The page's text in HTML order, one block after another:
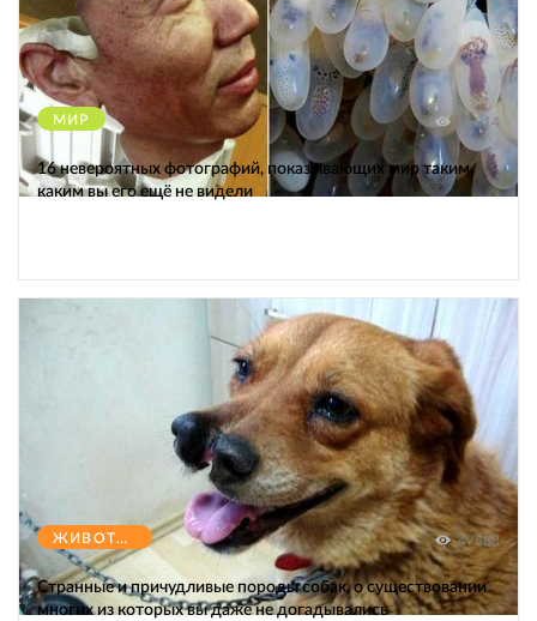
МИР 12514
16 невероятных фотографий, показывающих мир таким,
каким вы его ещё не видели
ЖИВОТНЫЕ 47588
Странные и причудливые породы собак, о существовании
многих из которых вы даже не догадывались